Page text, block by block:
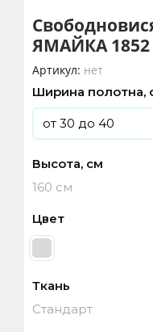
ЯМАЙКА 1852
Артикул: нет
Ширина полотна,
Высота, см
160 см
Цвет
Ткань
Стандарт